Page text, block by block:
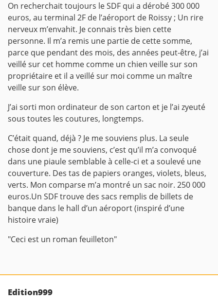
On recherchait toujours le SDF qui a dérobé 300 000
euros, au terminal 2F de l’aéroport de Roissy ; Un rire
nerveux m’envahit. Je connais très bien cette
personne. Il m’a remis une partie de cette somme,
parce que pendant des mois, des années peut-être, j’ai
veillé sur cet homme comme un chien veille sur son
propriétaire et il a veillé sur moi comme un maître
veille sur son élève.
J’ai sorti mon ordinateur de son carton et je l’ai zyeuté
sous toutes les coutures, longtemps.
C’était quand, déjà ? Je me souviens plus. La seule
chose dont je me souviens, c’est qu’il m’a convoqué
dans une piaule semblable à celle-ci et a soulevé une
couverture. Des tas de papiers oranges, violets, bleus,
verts. Mon comparse m’a montré un sac noir. 250 000
euros.Un SDF trouve des sacs remplis de billets de
banque dans le hall d’un aéroport (inspiré d’une
histoire vraie)
"Ceci est un roman feuilleton"
Edition999